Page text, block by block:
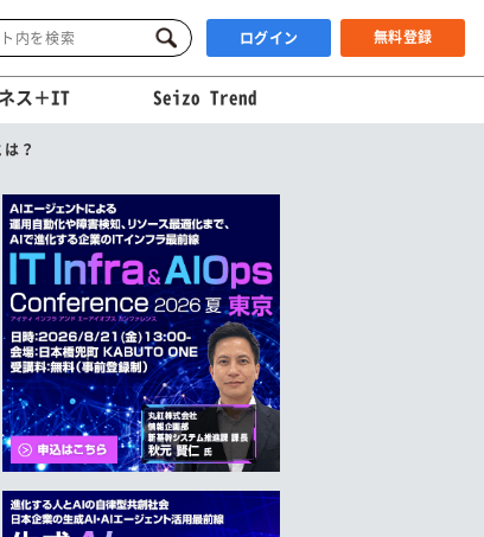
ログイン 無料登録
ス＋IT Seizo Trend
？